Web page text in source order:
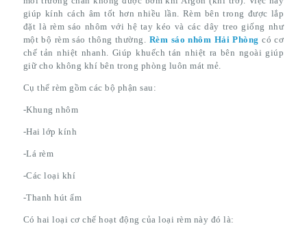
giúp kính cách âm tốt hơn nhiều lần. Rèm bên trong được lắp
đặt là rèm sáo nhôm với hệ tay kéo và các dây treo giống như
một bộ rèm sáo thông thường. Rèm sáo nhôm Hải Phòng có cơ
chế tản nhiệt nhanh. Giúp khuếch tán nhiệt ra bên ngoài giúp
giữ cho không khí bên trong phòng luôn mát mẻ.
Cụ thể rèm gồm các bộ phận sau:
-Khung nhôm
-Hai lớp kính
-Lá rèm
-Các loại khí
-Thanh hút ẩm
Có hai loại cơ chế hoạt động của loại rèm này đó là: